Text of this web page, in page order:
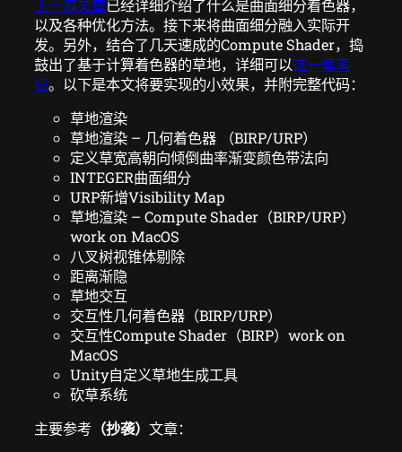
上一篇文章已经详细介绍了什么是曲面细分着色器，
以及各种优化方法。接下来将曲面细分融入实际开
发。另外，结合了几天速成的Compute Shader，捣
鼓出了基于计算着色器的草地，详细可以这一篇笔
记。以下是本文将要实现的小效果，并附完整代码：
草地渲染
草地渲染 – 几何着色器 （BIRP/URP）
定义草宽高朝向倾倒曲率渐变颜色带法向
INTEGER曲面细分
URP新增Visibility Map
草地渲染 – Compute Shader（BIRP/URP）
work on MacOS
八叉树视锥体剔除
距离渐隐
草地交互
交互性几何着色器（BIRP/URP）
交互性Compute Shader（BIRP）work on
MacOS
Unity自定义草地生成工具
砍草系统
主要参考 （抄袭） 文章：